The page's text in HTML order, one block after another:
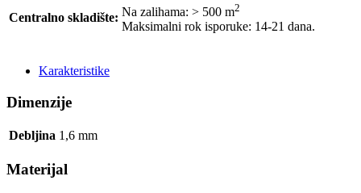
Centralno skladište: Na zalihama: > 500 m2
Maksimalni rok isporuke: 14-21 dana.
Karakteristike
Dimenzije
Debljina 1,6 mm
Materijal